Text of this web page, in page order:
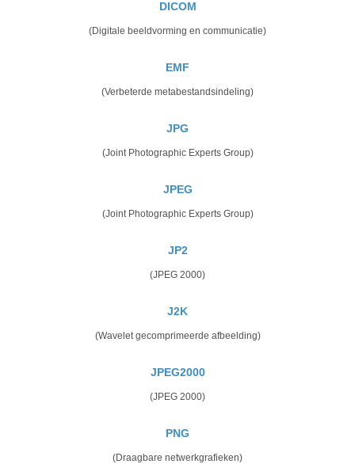
DICOM
(Digitale beeldvorming en communicatie)
EMF
(Verbeterde metabestandsindeling)
JPG
(Joint Photographic Experts Group)
JPEG
(Joint Photographic Experts Group)
JP2
(JPEG 2000)
J2K
(Wavelet gecomprimeerde afbeelding)
JPEG2000
(JPEG 2000)
PNG
(Draagbare netwerkgrafieken)